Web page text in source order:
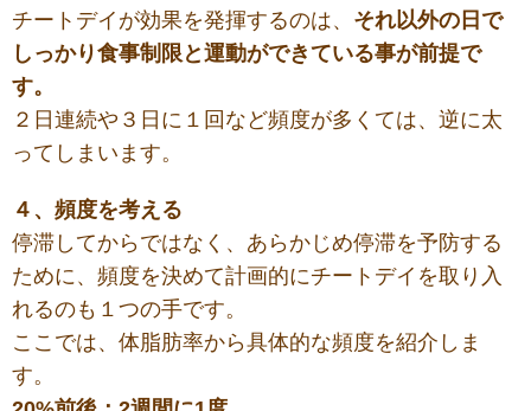
チートデイが効果を発揮するのは、 それ以外の日で
しっかり食事制限と運動ができている事が前提で
す。
２日連続や３日に１回など頻度が多くては、逆に太
ってしまいます。
４、頻度を考える
停滞してからではなく、あらかじめ停滞を予防する
ために、頻度を決めて計画的にチートデイを取り入
れるのも１つの手です。
ここでは、体脂肪率から具体的な頻度を紹介しま
す。